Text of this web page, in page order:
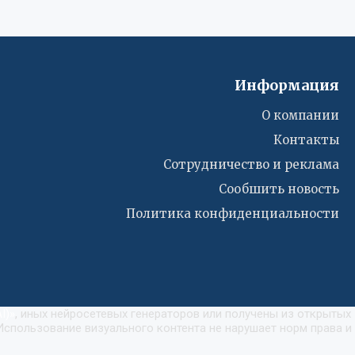
Информация
О компании
Контакты
Сотрудничество и реклама
Сообшить новость
Политика конфиденциальности
, иных нейросетевых генераторов или получены из открытых
визуального контента не нарушает норм права и